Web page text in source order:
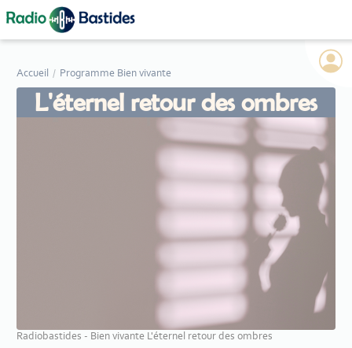
Accueil Programme Bien vivante
L'éternel retour des ombres
Radiobastides - Bien vivante L'éternel retour des ombres
Panneau de gestion des cookies